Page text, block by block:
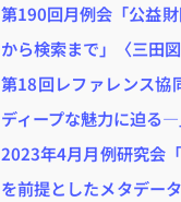
第190回月例会「公益
から検索まで」〈三田
第18回レファレンス協
ディープな魅力に迫る
2023年4月月例研究会
を前提としたメタデー